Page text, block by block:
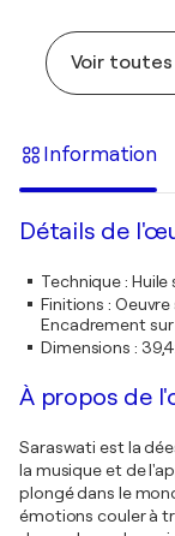
Voir toutes
Information
Détails de
Technique: Huile
Finitions : Oeuvre
Encadrement
Dimensions :
À propos de
Saraswati est la
la musique et de
plongé dans le
émotions couler à